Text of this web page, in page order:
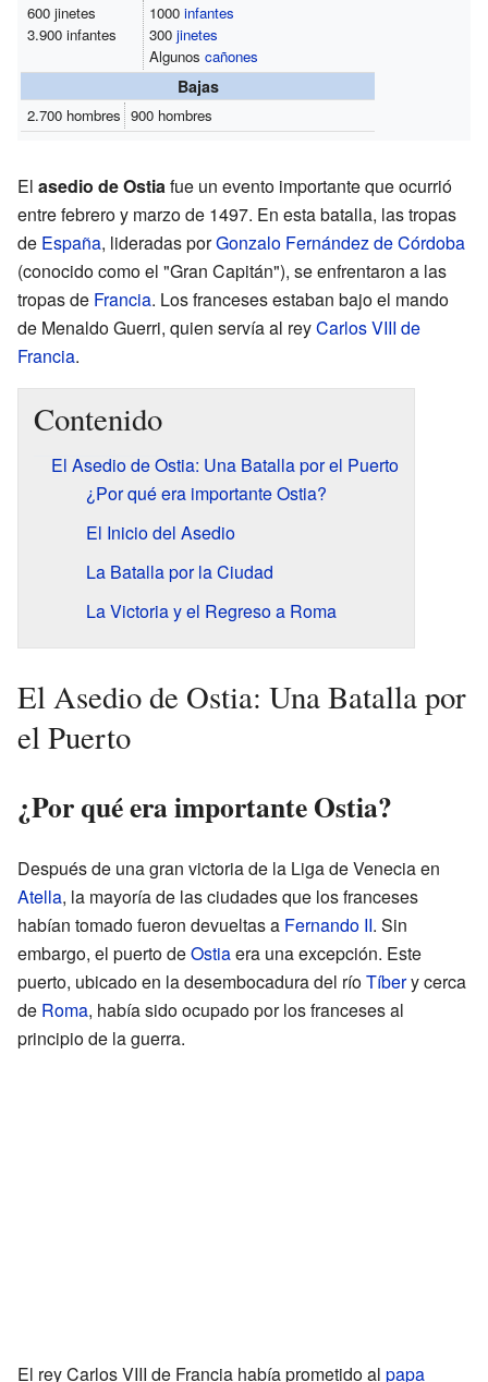
600 jinetes
3.900 infantes
1000infantes
300jinetes
Algunoscañones
Bajas
2.700 hombres 900 hombres
El asedio de Ostiafue un evento importante que ocurrió
entre febrero y marzo de 1497. En esta batalla, las tropas
de España, lideradas porGonzalo Fernández de Córdoba
(conocido como el "Gran Capitán"), se enfrentaron a las
tropas de Francia. Los franceses estaban bajo el mando
de Menaldo Guerri, quien servía al reyCarlos VIII de
Francia.
Contenido
El Asedio de Ostia: Una Batalla por el Puerto
¿Por qué era importante Ostia?
El Inicio del Asedio
La Batalla por la Ciudad
La Victoria y el Regreso a Roma
El Asedio de Ostia: Una Batalla por
el Puerto
¿Por qué era importante Ostia?
Después de una gran victoria de la Liga de Venecia en
Atella, la mayoría de las ciudades que los franceses
habían tomado fueron devueltas a Fernando II. Sin
embargo, el puerto deOstiaera una excepción. Este
puerto, ubicado en la desembocadura del ríoTíbery cerca
de Roma, había sido ocupado por los franceses al
principio de la guerra.
El rey Carlos VIII de Francia había prometido al papa